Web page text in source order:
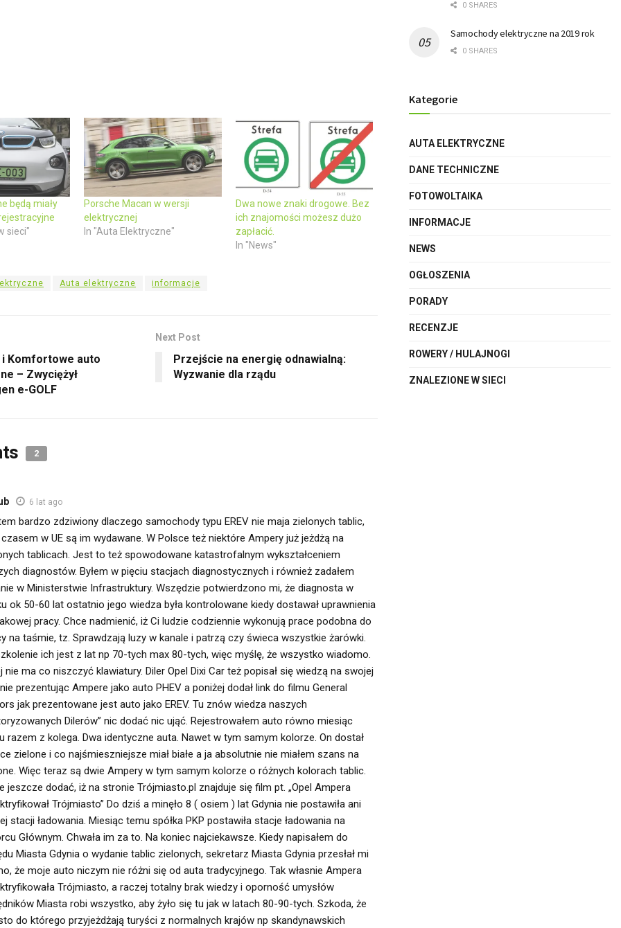
będą miały
sieci"
Porsche Macan w wersji
elektrycznej
In "Auta Elektryczne"
Dwa nowe znaki drogowe. Bez
ich znajomości możesz dużo
zapłacić.
In "News"
Auta elektryczne informacje
i Komfortowe auto
– Zwyciężył
e-GOLF
Next Post
Przejście na energię odnawialną:
Wyzwanie dla rządu
2
6 lat ago
bardzo zdziwiony dlaczego samochody typu EREV nie maja zielonych tablic,
w UE są im wydawane. W Polsce też niektóre Ampery już jeżdżą na
tablicach. Jest to też spowodowane katastrofalnym wykształceniem
diagnostów. Byłem w pięciu stacjach diagnostycznych i również zadałem
w Ministerstwie Infrastruktury. Wszędzie potwierdzono mi, że diagnosta w
ok 50-60 lat ostatnio jego wiedza była kontrolowane kiedy dostawał uprawnienia
pracy. Chce nadmienić, iż Ci ludzie codziennie wykonują prace podobna do
na taśmie, tz. Sprawdzają luzy w kanale i patrzą czy świeca wszystkie żarówki.
ich jest z lat np 70-tych max 80-tych, więc myślę, że wszystko wiadomo.
nie ma co niszczyć klawiatury. Diler Opel Dixi Car też popisał się wiedzą na swojej
prezentując Ampere jako auto PHEV a poniżej dodał link do filmu General
jak prezentowane jest auto jako EREV. Tu znów wiedza naszych
Dilerów” nic dodać nic ująć. Rejestrowałem auto równo miesiąc
razem z kolega. Dwa identyczne auta. Nawet w tym samym kolorze. On dostał
zielone i co najśmieszniejsze miał białe a ja absolutnie nie miałem szans na
Więc teraz są dwie Ampery w tym samym kolorze o różnych kolorach tablic.
jeszcze dodać, iż na stronie Trójmiasto.pl znajduje się film pt. „Opel Ampera
Trójmiasto” Do dziś a minęło 8 ( osiem ) lat Gdynia nie postawiła ani
stacji ładowania. Miesiąc temu spółka PKP postawiła stacje ładowania na
Głównym. Chwała im za to. Na koniec najciekawsze. Kiedy napisałem do
Miasta Gdynia o wydanie tablic zielonych, sekretarz Miasta Gdynia przesłał mi
że moje auto niczym nie różni się od auta tradycyjnego. Tak własnie Ampera
Trójmiasto, a raczej totalny brak wiedzy i oporność umysłów
Miasta robi wszystko, aby żyło się tu jak w latach 80-90-tych. Szkoda, że
do którego przyjeżdżają turyści z normalnych krajów np skandynawskich
0 SHARES
Samochody elektryczne na 2019 rok
0 SHARES
Kategorie
AUTA ELEKTRYCZNE
DANE TECHNICZNE
FOTOWOLTAIKA
INFORMACJE
NEWS
OGŁOSZENIA
PORADY
RECENZJE
ROWERY / HULAJNOGI
ZNALEZIONE W SIECI